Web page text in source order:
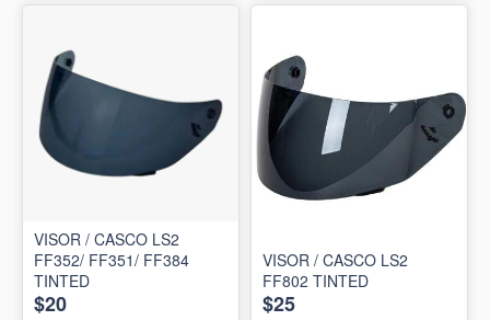
VISOR / CASCO LS2
FF352/ FF351/ FF384
TINTED
$20
VISOR / CASCO LS2
FF802 TINTED
$25